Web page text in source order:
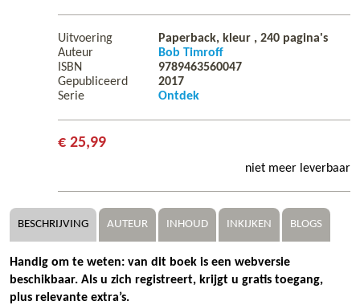
Uitvoering Paperback, kleur , 240 pagina's
Auteur
Bob Timroff
ISBN
9789463560047
Gepubliceerd
2017
Serie
Ontdek
€ 25,99
niet meer leverbaar
BESCHRIJVING AUTEUR INHOUD INKIJKEN BLOGS
Handig om te weten: van dit boek is een webversie
beschikbaar. Als u zich registreert, krijgt u gratis toegang,
plus relevante extra’s.